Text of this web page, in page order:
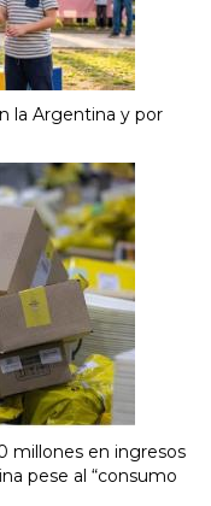
la Argentina y por
millones en ingresos
pese al “consumo